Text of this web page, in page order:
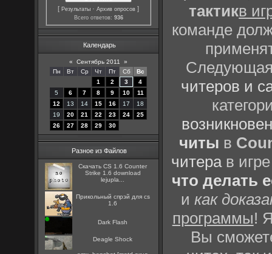
[Результаты ·Архив опросов ]
Всего ответов: 936
Календарь
« Сентябрь 2011
»
Пн
Вт Ср Чт Пт Сб
Вс
1
2 3
4
5
6 7 8 9 10
11
12
13 14 15 16 17
18
19
20 21 22 23 24
25
26
27 28 29 30
Разное из Файлов
Скачать CS 1.6 Counter
Strike 1.6 download
lejupla...
Прикольный спрэй для cs
1.6
Dark Flash
Deagle Shock
тактикв
команде
Следующая
читеров и
читы в
читерав
что делать
икак
программы!
Вы